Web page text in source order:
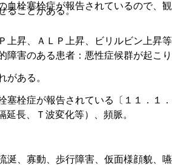
ることがある。
害のある患者：悪性症候群が起こり
ある。
栓症が報告されている〔１１．１．
栓塞栓症が報告されているので、
昇、ＡＬＰ上昇、ビリルビン上昇
長、Ｔ波変化等）、頻脈。
、寡動、歩行障害、仮面様顔貌、